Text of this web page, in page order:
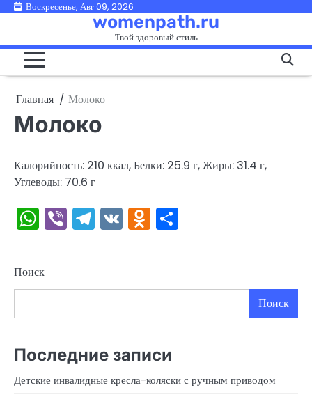
ПерейтиВоскресенье, Авг 09, 2026
womenpath.ru
Твой здоровый стиль
Главная Молоко
Молоко
Калорийность: 210 ккал, Белки: 25.9 г, Жиры: 31.4 г,
Углеводы: 70.6 г
WhatsApp
ViberTelegram
VKOdnoklassniki
Поиск
Поиск
Последние записи
Детские инвалидные кресла-коляски с ручным приводом